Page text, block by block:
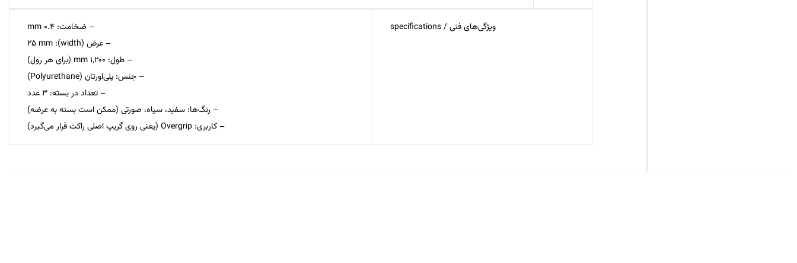
ویژگی‌های فنی / specifications
– ضخامت: 0.4 mm
– عرض (width): 25 mm
– طول: 1,200 mm (برای هر رول)
– جنس: پلی‌اورتان (Polyurethane)
– تعداد در بسته: 3 عدد
– رنگ‌ها: سفید، سیاه، صورتی (ممکن است بسته به عرضه)
– کاربری: Overgrip (یعنی روی گریپ اصلی راکت قرار می‌گیرد)